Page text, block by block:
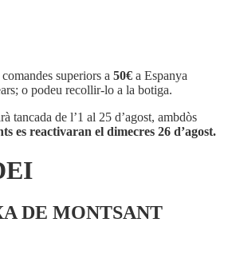
comandes superiors a 50€ a Espanya
o podeu recollir-lo a la botiga.
tancada de l’1 al 25 d’agost, ambdòs
es reactivaran el dimecres 26 d’agost.
DE MONTSANT